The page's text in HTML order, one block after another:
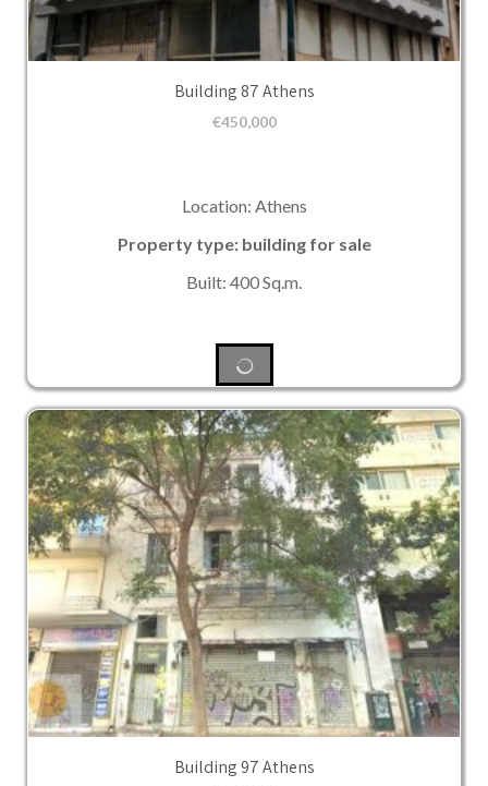
Building 87 Athens
€450,000
Location: Athens
Property type: building for sale
Built: 400 Sq.m.
Building 97 Athens